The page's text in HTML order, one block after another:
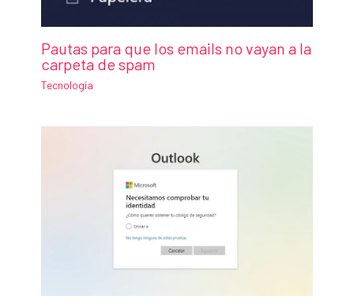
Pautas para que los emails no vayan a la
carpeta de spam
Tecnología